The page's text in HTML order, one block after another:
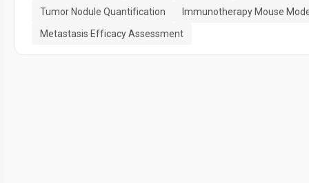
Tumor Nodule Quantification
Immunotherapy Mouse
Metastasis Efficacy Assessment